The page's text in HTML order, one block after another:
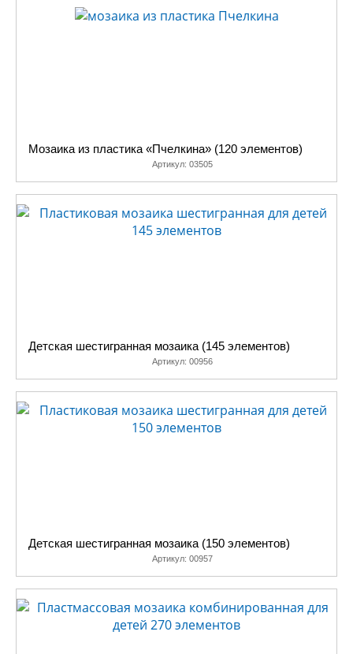
Мозаика из пластика «Пчелкина» (120 элементов)
Артикул: 03505
Детская шестигранная мозаика (145 элементов)
Артикул: 00956
Детская шестигранная мозаика (150 элементов)
Артикул: 00957